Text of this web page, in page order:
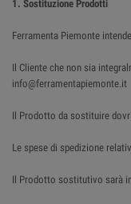
1. Sostituzione Prodotti
Ferramenta Piemonte
Il Cliente che non sia
info@ferramentapiemonte.it
Il Prodotto da sostituire
Le spese di spedizione
Il Prodotto sostitutivo sarà